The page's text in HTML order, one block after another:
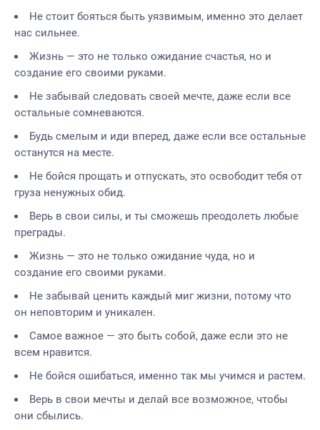
Не стоит бояться быть уязвимым, именно это делает
нас сильнее.
Жизнь — это не только ожидание счастья, но и
создание его своими руками.
Не забывай следовать своей мечте, даже если все
остальные сомневаются.
Будь смелым и иди вперед, даже если все остальные
останутся на месте.
Не бойся прощать и отпускать, это освободит тебя от
груза ненужных обид.
Верь в свои силы, и ты сможешь преодолеть любые
преграды.
Жизнь — это не только ожидание чуда, но и
создание его своими руками.
Не забывай ценить каждый миг жизни, потому что
он неповторим и уникален.
Самое важное — это быть собой, даже если это не
всем нравится.
Не бойся ошибаться, именно так мы учимся и растем.
Верь в свои мечты и делай все возможное, чтобы
они сбылись.